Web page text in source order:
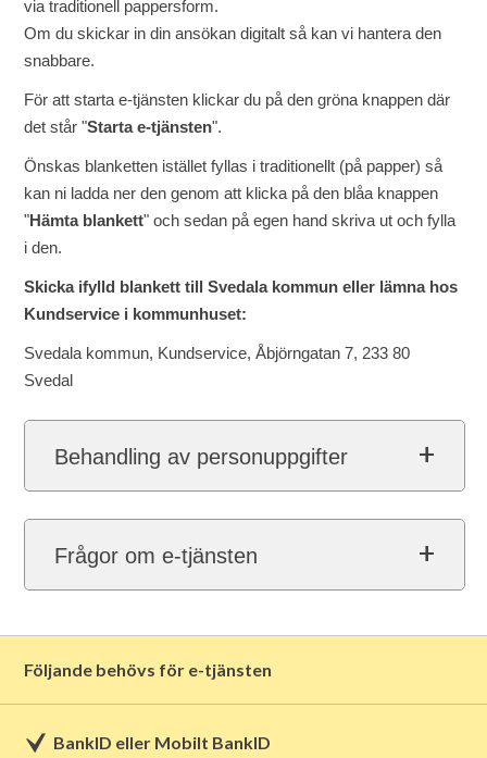
via traditionell pappersform.
Om du skickar in din ansökan digitalt så kan vi hantera den
snabbare.
För att starta e-tjänsten klickar du på den gröna knappen där
det står "Starta e-tjänsten".
Önskas blanketten istället fyllas i traditionellt (på papper) så
kan ni ladda ner den genom att klicka på den blåa knappen
"Hämta blankett" och sedan på egen hand skriva ut och fylla
i den.
Skicka ifylld blankett till Svedala kommun eller lämna hos
Kundservice i kommunhuset:
Svedala kommun, Kundservice, Åbjörngatan 7, 233 80
Svedal
Behandling av personuppgifter
Frågor om e-tjänsten
Följande behövs för e-tjänsten
BankID eller Mobilt BankID